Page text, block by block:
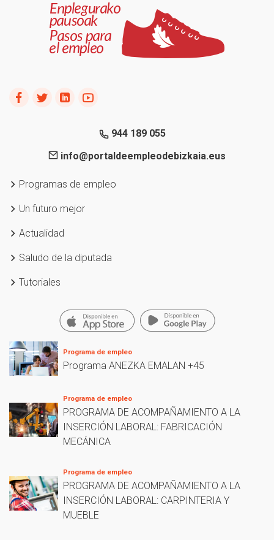
944 189 055
info@portaldeempleodebizkaia.eus
Programas de empleo
Un futuro mejor
Actualidad
Saludo de la diputada
Tutoriales
Programa de empleo
Programa ANEZKA EMALAN +45
Programa de empleo
PROGRAMA DE ACOMPAÑAMIENTO A LA
INSERCIÓN LABORAL: FABRICACIÓN
MECÁNICA
Programa de empleo
PROGRAMA DE ACOMPAÑAMIENTO A LA
INSERCIÓN LABORAL: CARPINTERIA Y
MUEBLE